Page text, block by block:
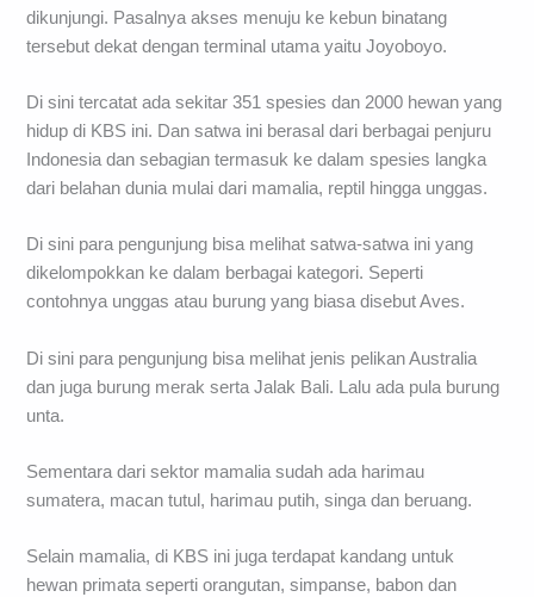
dikunjungi. Pasalnya akses menuju ke kebun binatang
tersebut dekat dengan terminal utama yaitu Joyoboyo.
Di sini tercatat ada sekitar 351 spesies dan 2000 hewan yang
hidup di KBS ini. Dan satwa ini berasal dari berbagai penjuru
Indonesia dan sebagian termasuk ke dalam spesies langka
dari belahan dunia mulai dari mamalia, reptil hingga unggas.
Di sini para pengunjung bisa melihat satwa-satwa ini yang
dikelompokkan ke dalam berbagai kategori. Seperti
contohnya unggas atau burung yang biasa disebut Aves.
Di sini para pengunjung bisa melihat jenis pelikan Australia
dan juga burung merak serta Jalak Bali. Lalu ada pula burung
unta.
Sementara dari sektor mamalia sudah ada harimau
sumatera, macan tutul, harimau putih, singa dan beruang.
Selain mamalia, di KBS ini juga terdapat kandang untuk
hewan primata seperti orangutan, simpanse, babon dan